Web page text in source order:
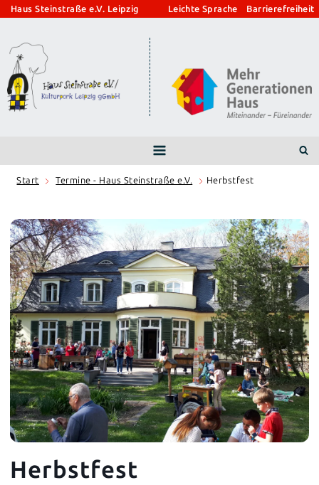
Zum
springen
Haus Steinstraße e.V. Leipzig Leichte Sprache Barrierefreiheit
Start Termine - Haus Steinstraße e.V. Herbstfest
Herbstfest